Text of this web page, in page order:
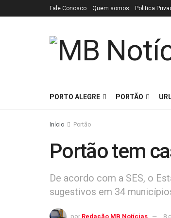
Fale Conosco Quem somos Politica
PORTO ALEGRE PORTÃO
Início Portão
Portão tem
De acordo com a SES, o
sugestivos em 34
por Redação MB Notícias 8